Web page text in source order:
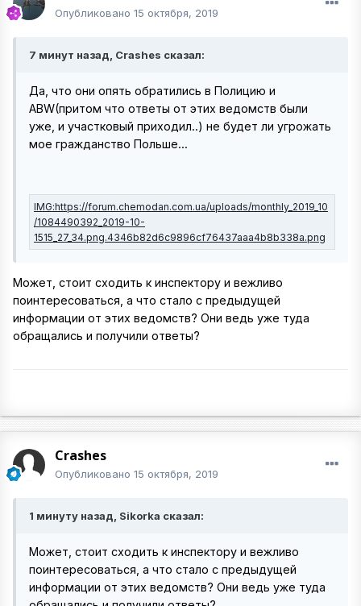
Опубликовано 15 октября, 2019
7 минут назад, Crashes сказал:
Да, что они опять обратились в Полицию и
ABW(притом что ответы от этих ведомств были
уже, и участковый приходил..) не будет ли угрожать
мое гражданство Польше...
Может, стоит сходить к инспектору и вежливо
поинтересоваться, а что стало с предыдущей
информации от этих ведомств? Они ведь уже туда
обращались и получили ответы?
Crashes
Опубликовано 15 октября, 2019
1 минуту назад, Sikorka сказал:
Может, стоит сходить к инспектору и вежливо
поинтересоваться, а что стало с предыдущей
информации от этих ведомств? Они ведь уже туда